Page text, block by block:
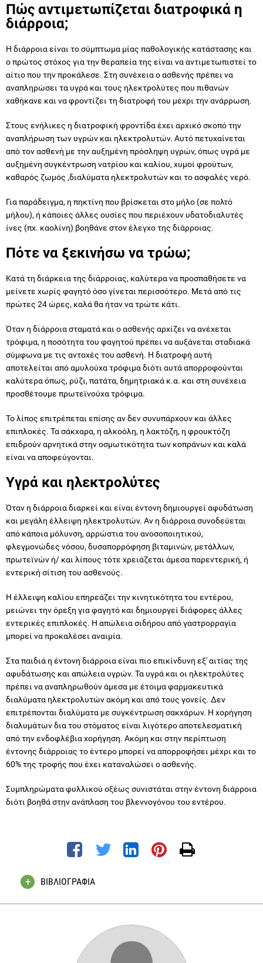
Πώς αντιμετωπίζεται διατροφικά η
διάρροια;
Η διάρροια είναι το σύμπτωμα μίας παθολογικής κατάστασης και
ο πρώτος στόχος για την θεραπεία της είναι να αντιμετωπιστεί το
αίτιο που την προκάλεσε. Στη συνέχεια ο ασθενής πρέπει να
αναπληρώσει τα υγρά και τους ηλεκτρολύτες που πιθανών
χαθήκανε και να φροντίζει τη διατροφή του μέχρι την ανάρρωση.
Στους ενήλικες η διατροφική φροντίδα έχει αρχικό σκοπό την
αναπλήρωση των υγρών και ηλεκτρολυτών. Αυτό πετυχαίνεται
από τον ασθενή με την αυξημένη πρόσληψη υγρών, όπως υγρά με
αυξημένη συγκέντρωση νατρίου και καλίου, χυμοί φρούτων,
καθαρός ζωμός ,διαλύματα ηλεκτρολυτών και το ασφαλές νερό.
Για παράδειγμα, η πηκτίνη που βρίσκεται στο μήλο (σε πολτό
μήλου), ή κάποιες άλλες ουσίες που περιέχουν υδατοδιαλυτές
ίνες (πχ. καολίνη) βοηθάνε στον έλεγχο της διάρροιας.
Πότε να ξεκινήσω να τρώω;
Κατά τη διάρκεια της διάρροιας, καλύτερα να προσπαθήσετε να
μείνετε χωρίς φαγητό όσο γίνεται περισσότερο. Μετά από τις
πρώτες 24 ώρες, καλά θα ήταν να τρώτε κάτι.
Όταν η διάρροια σταματά και ο ασθενής αρχίζει να ανέχεται
τρόφιμα, η ποσότητα του φαγητού πρέπει να αυξάνεται σταδιακά
σύμφωνα με τις αντοχές του ασθενή. Η διατροφή αυτή
αποτελείται από αμυλούχα τρόφιμα διότι αυτά απορροφούνται
καλύτερα όπως, ρύζι, πατάτα, δημητριακά κ.α. και στη συνέχεια
προσθέτουμε πρωτεϊνούχα τρόφιμα.
Το λίπος επιτρέπεται επίσης αν δεν συνυπάρχουν και άλλες
επιπλοκές. Τα σάκχαρα, η αλκοόλη, η λακτόζη, η φρουκτόζη
επιδρούν αρνητικά στην οσμωτικότητα των κοπράνων και καλά
είναι να αποφεύγονται.
Υγρά και ηλεκτρολύτες
Όταν η διάρροια διαρκεί και είναι έντονη δημιουργεί αφυδάτωση
και μεγάλη έλλειψη ηλεκτρολυτών. Αν η διάρροια συνοδεύεται
από κάποια μόλυνση, αρρώστια του ανοσοποιητικού,
φλεγμονώδες νόσου, δυσαπορρόφηση βιταμινών, μετάλλων,
πρωτεϊνών ή/ και λίπους τότε χρειάζεται άμεσα παρεντερική, ή
εντερική σίτιση του ασθενούς.
Η έλλειψη καλίου επηρεάζει την κινητικότητα του εντέρου,
μειώνει την όρεξη για φαγητό και δημιουργεί διάφορες άλλες
εντερικές επιπλοκές. Η απώλεια σιδήρου από γαστρορραγία
μπορεί να προκαλέσει αναιμία.
Στα παιδιά η έντονη διάρροια είναι πιο επικίνδυνη εξ' αιτίας της
αφυδάτωσης και απώλεια υγρών. Τα υγρά και οι ηλεκτρολύτες
πρέπει να αναπληρωθούν άμεσα με έτοιμα φαρμακευτικά
διαλύματα ηλεκτρολυτών ακόμη και από τους γονείς. Δεν
επιτρέπονται διαλύματα με συγκέντρωση σακχάρων. Η χορήγηση
διαλυμάτων δια του στόματος είναι λιγότερο αποτελεσματική
από την ενδοφλέβια χορήγηση. Ακόμη και στην περίπτωση
έντονης διάρροιας το έντερο μπορεί να απορροφήσει μέχρι και το
60% της τροφής που έχει καταναλώσει ο ασθενής.
Συμπληρώματα φυλλικού οξέως συνιστάται στην έντονη διάρροια
διότι βοηθά στην ανάπλαση του βλεννογόνου του εντέρου.
ΒΙΒΛΙΟΓΡΑΦΙΑ
Review article. "AGA Technical Review on the evaluation and
management of chronic Diarrhea". Gastroenterology 1998